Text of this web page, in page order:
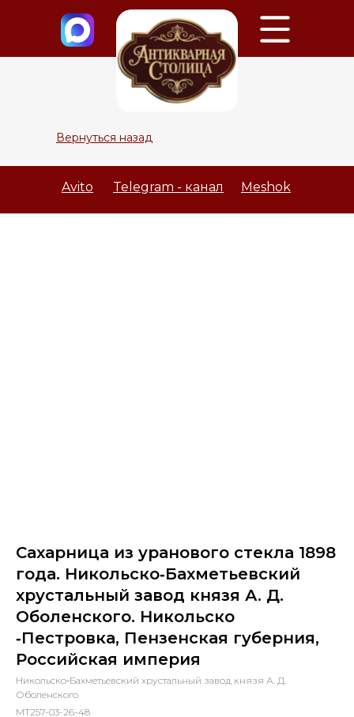
Вернуться назад
Meshok
Avito Telegram - канал
Сахарница из уранового стекла 1898
года. Никольско‑Бахметьевский
хрустальный завод князя А. Д.
Оболенского. Никольско
‑Пестровка, Пензенская губерния,
Российская империя
Никольско‑Бахметьевский хрустальный завод князя А. Д.
Оболенского
МТ257-03-26-48